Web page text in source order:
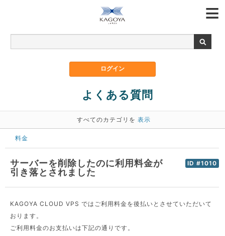
よくある質問
すべてのカテゴリを 表示
料金
ID #1010
サーバーを削除したのに利用料金が
引き落とされました
KAGOYA CLOUD VPS ではご利用料金を後払いとさせていただいて
おります。
ご利用料金のお支払いは下記の通りです。